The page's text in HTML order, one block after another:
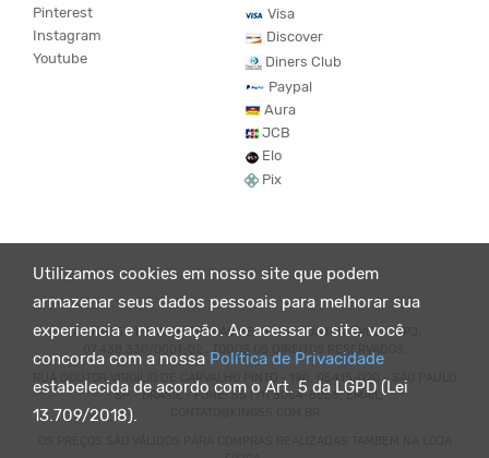
Utilizamos cookies em nosso site que podem
armazenar seus dados pessoais para melhorar sua
experiencia e navegação. Ao acessar o site, você
concorda com a nossa Política de Privacidade
estabelecida de acordo com o Art. 5 da LGPD (Lei
13.709/2018).
Pinterest
Instagram
Youtube
Visa
Discover
Diners Club
Paypal
Aura
JCB
Elo
Pix
© KING55 - LOJA DE ROUPAS VEGANO E SUSTENTÁVEL. CNPJ:
07.438.330/0001-02 . TODOS OS DIREITOS RESERVADOS.
RUA DOUTOR VIRGÍLIO DE CARVALHO PINTO - 190, 05415-020 - SÃO PAULO
- SP - BRASIL - FONE: 55 (11) 3064-8056. EMAIL: